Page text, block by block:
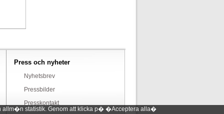
allm�n statistik. Genom att klicka p� �Acceptera alla�
Press och nyheter
Nyhetsbrev
Pressbilder
Presskontakt